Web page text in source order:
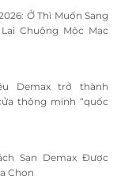
Ở Thì Muốn Sang
Chuộng Mộc Mạc
Demax trở thành
thông minh “quốc
Sạn Demax Được
Chọn